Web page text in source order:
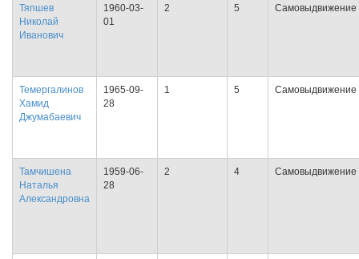
Тяпшев
Николай
Иванович
1960-03-
01
2 5 Самовыдвижение
Темергалинов
Хамид
Джумабаевич
1965-09-
28
1 5 Самовыдвижение
Тамчишена
Наталья
Александровна
1959-06-
28
2 4 Самовыдвижение